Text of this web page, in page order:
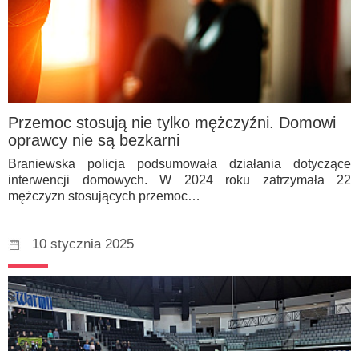
Przemoc stosują nie tylko mężczyźni. Domowi
oprawcy nie są bezkarni
Braniewska policja podsumowała działania dotyczące
interwencji domowych. W 2024 roku zatrzymała 22
mężczyzn stosujących przemoc…
10 stycznia 2025